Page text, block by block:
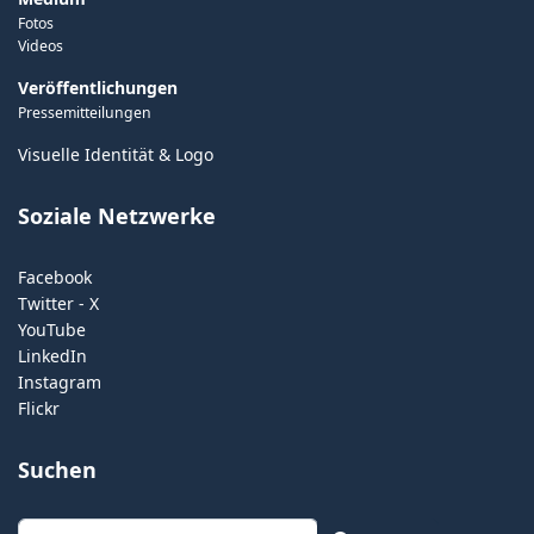
Fotos
Videos
Veröffentlichungen
Pressemitteilungen
Visuelle Identität & Logo
Soziale Netzwerke
Facebook
Twitter - X
YouTube
LinkedIn
Instagram
Flickr
Suchen